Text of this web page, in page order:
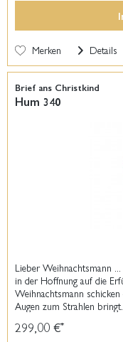
Merken Details
Brief ans Christkind
Hum 340
Lieber Weihnachtsmann
in der Hoffnung auf die
Weihnachtsmann
Augen zum Strahlen
299,00 €*